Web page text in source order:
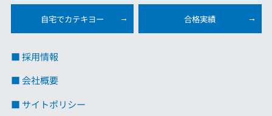
自宅でカテキヨー 合格実績
■ 採用情報
■ 会社概要
■ サイトポリシー